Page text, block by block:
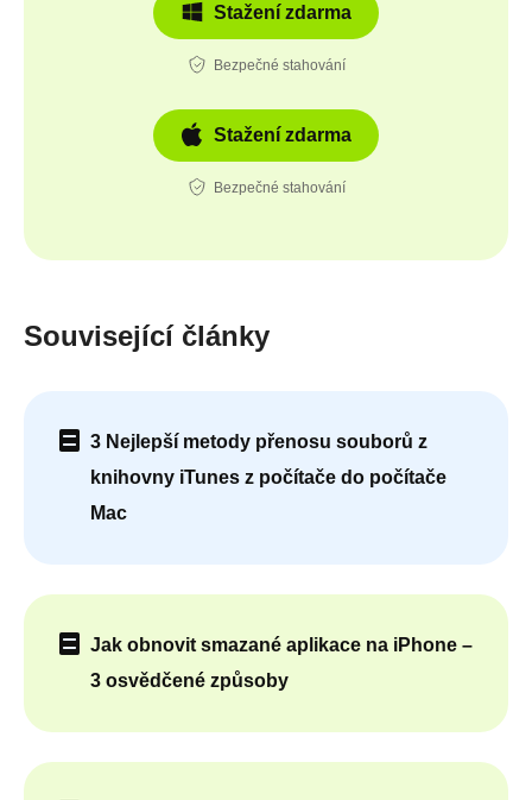
Stažení zdarma
Bezpečné stahování
Stažení zdarma
Bezpečné stahování
Související články
3 Nejlepší metody přenosu souborů z
knihovny iTunes z počítače do počítače
Mac
Jak obnovit smazané aplikace na iPhone –
3 osvědčené způsoby